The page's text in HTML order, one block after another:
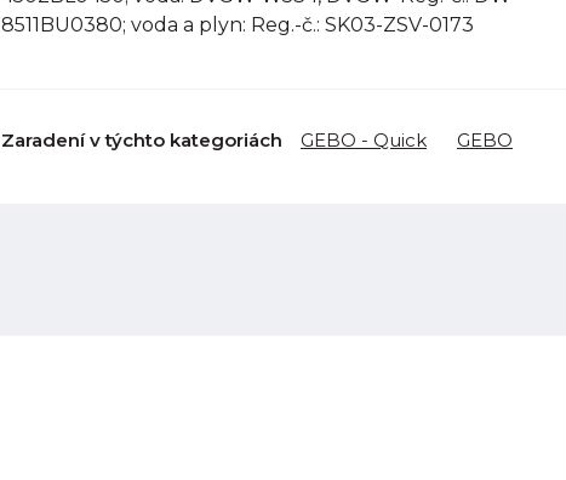
8511BU0380; voda a plyn: Reg.-č.: SK03-ZSV-0173
Zaradení v týchto kategoriách GEBO - Quick GEBO